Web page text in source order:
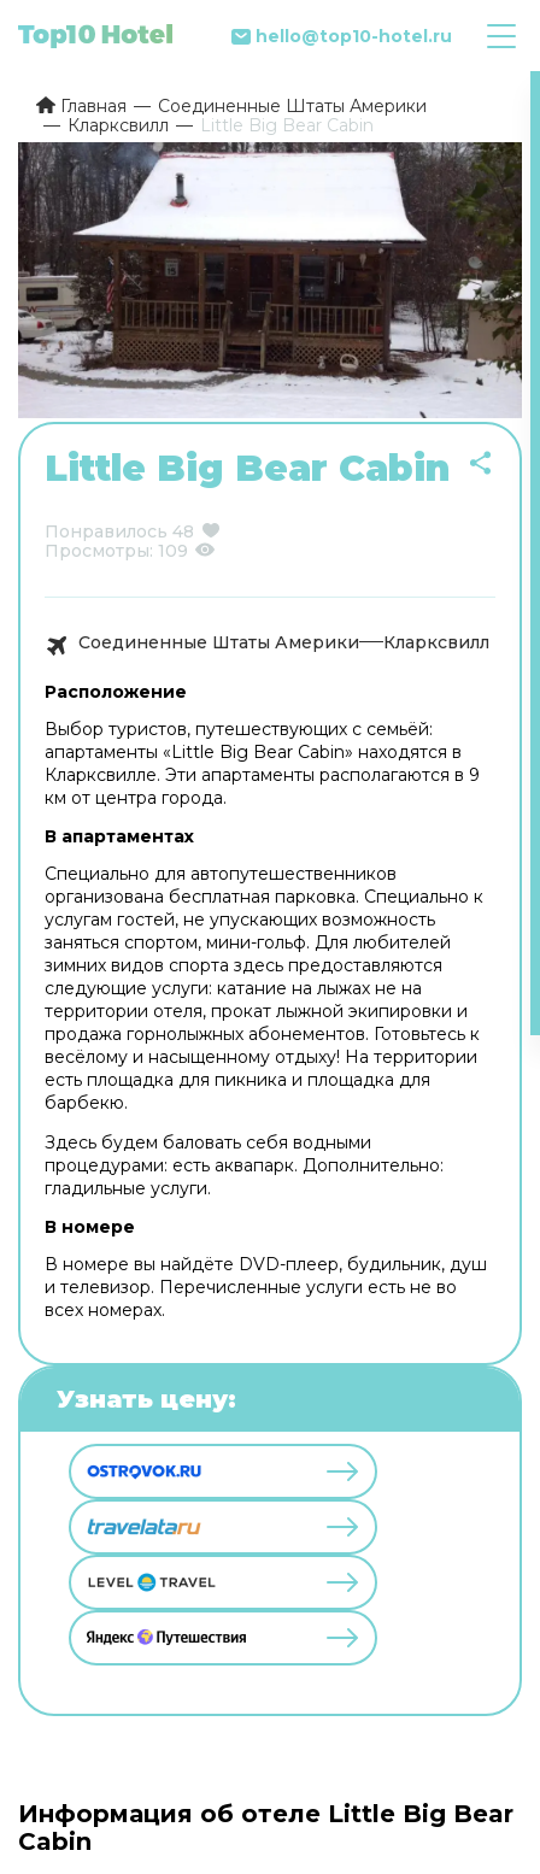
hello@top10-hotel.ru
Главная
Соединенные Штаты Америки
Кларксвилл
Little Big Bear Cabin
Little Big Bear Cabin
Понравилось 48
Просмотры: 109
Соединенные Штаты Америки Кларксвилл
Расположение
Выбор туристов, путешествующих с семьёй:
апартаменты «Little Big Bear Cabin» находятся в
Кларксвилле. Эти апартаменты располагаются в 9
км от центра города.
В апартаментах
Специально для автопутешественников
организована бесплатная парковка. Специально к
услугам гостей, не упускающих возможность
заняться спортом, мини-гольф. Для любителей
зимних видов спорта здесь предоставляются
следующие услуги: катание на лыжах не на
территории отеля, прокат лыжной экипировки и
продажа горнолыжных абонементов. Готовьтесь к
весёлому и насыщенному отдыху! На территории
есть площадка для пикника и площадка для
барбекю.
Здесь будем баловать себя водными
процедурами: есть аквапарк. Дополнительно:
гладильные услуги.
В номере
В номере вы найдёте DVD-плеер, будильник, душ
и телевизор. Перечисленные услуги есть не во
всех номерах.
Узнать цену:
Информация об отеле Little Big Bear
Cabin